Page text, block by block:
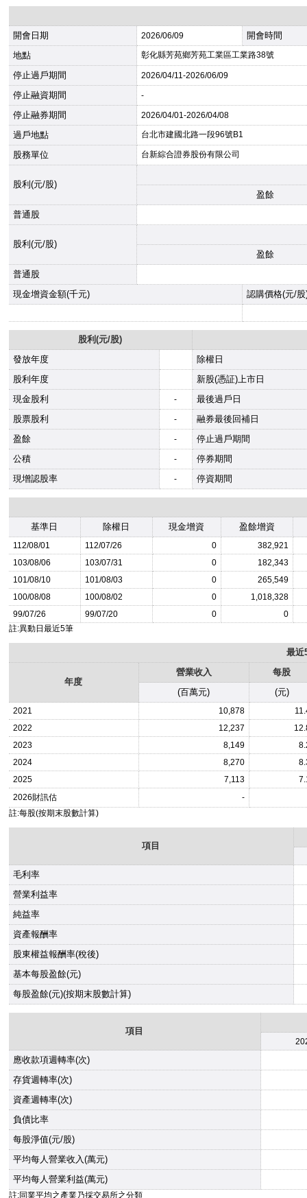
開會日期 2026/06/09
開會時間
地點
彰化縣芳苑鄉芳苑工業區工業路38號
停止過戶期間 2026/04/11-2026/06/09
停止融資期間 -
停止融券期間 2026/04/01-2026/04/08
過戶地點 台北市建國北路一段96號B1
股務單位 台新綜合證券股份有限公司
股利(元/股)
盈餘
普通股
股利(元/股)
盈餘
普通股
現金增資金額(千元)
認購價格(元/股
股利(元/股)
發放年度
除權日
股利年度
新股(憑証)上市日
現金股利
-
最後過戶日
股票股利
-
融券最後回補日
盈餘
-
停止過戶期間
公積
-
停券期間
現增認股率
- 停資期間
基準日 除權日 現金增資 盈餘增資
112/08/01 112/07/26 0
382,921
103/08/06
103/07/31 0
182,343
101/08/10
101/08/03 0
265,549
100/08/08
100/08/02 0
1,018,328
99/07/26
99/07/20 0
0
註:異動日最近5筆
最近
年度
營業收入
每股
(百萬元)
(元)
2021 10,878
2022
12,237
2023
8,149
2024
8,270
2025
7,113
2026財訊估
-
註:每股(按期末股數計算)
項目
毛利率
營業利益率
純益率
資產報酬率
股東權益報酬率(稅後)
基本每股盈餘(元)
每股盈餘(元)(按期末股數計算)
項目
應收款項週轉率(次)
存貨週轉率(次)
資產週轉率(次)
負債比率
每股淨值(元/股)
平均每人營業收入(萬元)
平均每人營業利益(萬元)
註:同業平均之產業乃採交易所之分類